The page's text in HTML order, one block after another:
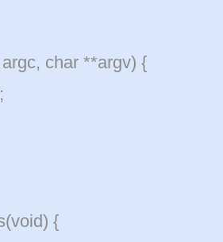
char **argv) {
{